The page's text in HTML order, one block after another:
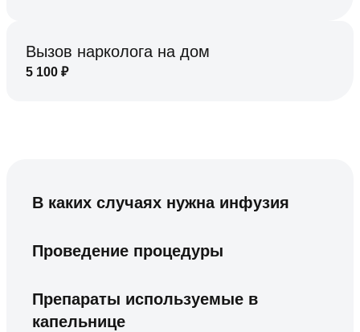
Вызов нарколога на дом
5 100 ₽
В каких случаях нужна инфузия
Проведение процедуры
Препараты используемые в
капельнице